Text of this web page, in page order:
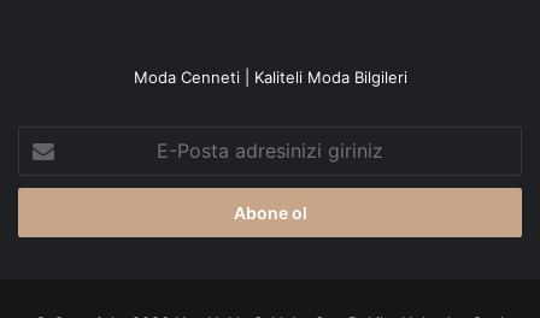
Moda Cenneti | Kaliteli Moda Bilgileri
Posta
adresinizi